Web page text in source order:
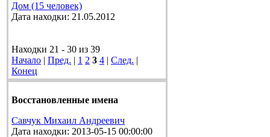
Дом (15 человек)
Дата находки: 21.05.2012
Находки 21 - 30 из 39
Начало | Пред. | 1 2 3 4 | След. |
Конец
Восстановленные имена
Савчук Михаил Андреевич
Дата находки: 2013-05-15 00:00:00